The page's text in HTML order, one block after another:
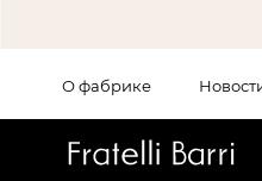
О фабрике